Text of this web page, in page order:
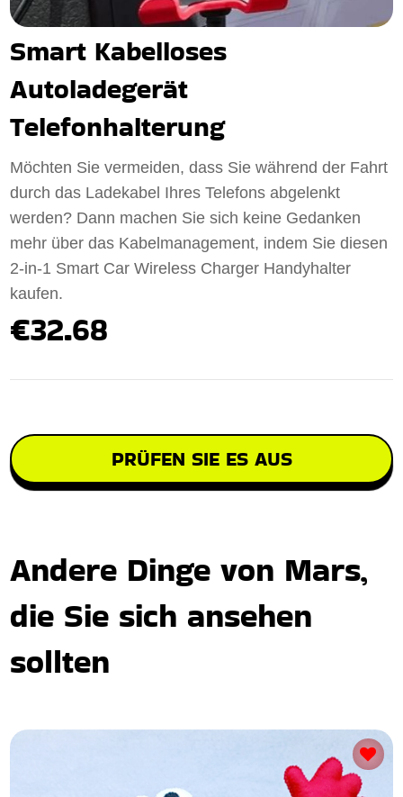
Smart Kabelloses
Autoladegerät
Telefonhalterung
Möchten Sie vermeiden, dass Sie während der Fahrt
durch das Ladekabel Ihres Telefons abgelenkt
werden? Dann machen Sie sich keine Gedanken
mehr über das Kabelmanagement, indem Sie diesen
2-in-1 Smart Car Wireless Charger Handyhalter
kaufen.
€32.68
PRÜFEN SIE ES AUS
Andere Dinge von Mars,
die Sie sich ansehen
sollten